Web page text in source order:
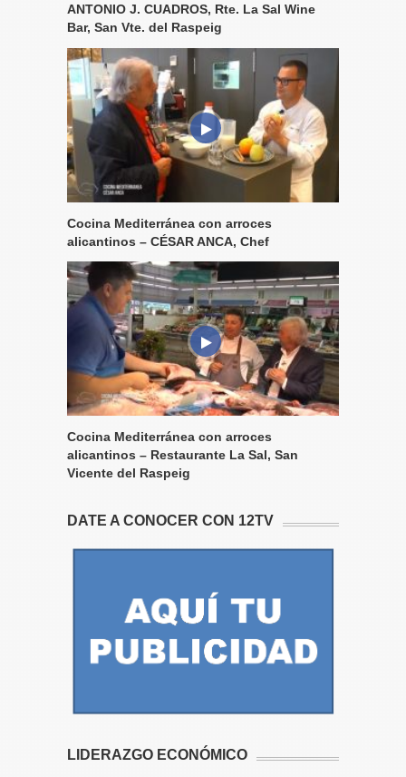
ANTONIO J. CUADROS, Rte. La Sal Wine
Bar, San Vte. del Raspeig
Cocina Mediterránea con arroces
alicantinos – CÉSAR ANCA, Chef
Cocina Mediterránea con arroces
alicantinos – Restaurante La Sal, San
Vicente del Raspeig
DATE A CONOCER CON 12TV
LIDERAZGO ECONÓMICO